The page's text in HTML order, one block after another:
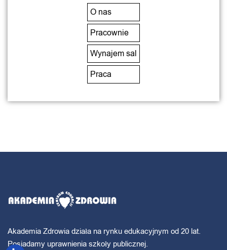
O nas
Pracownie
Wynajem sal
Praca
Akademia Zdrowia działa na rynku edukacyjnym od 20 lat.
Posiadamy uprawnienia szkoły publicznej.